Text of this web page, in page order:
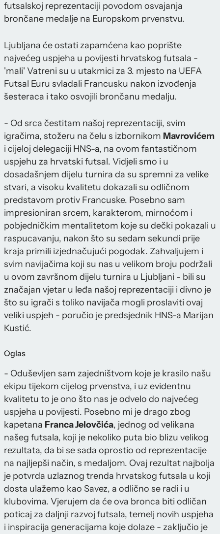
futsalskoj reprezentaciji povodom osvajanja
brončane medalje na Europskom prvenstvu.
Ljubljana će ostati zapamćena kao poprište
najvećeg uspjeha u povijesti hrvatskog futsala -
'mali' Vatreni su u utakmici za 3. mjesto na UEFA
Futsal Euru svladali Francusku nakon izvođenja
šesteraca i tako osvojili brončanu medalju.
- Od srca čestitam našoj reprezentaciji, svim
igračima, stožeru na čelu s izbornikom Mavrovićem
i cijeloj delegaciji HNS-a, na ovom fantastičnom
uspjehu za hrvatski futsal. Vidjeli smo i u
dosadašnjem dijelu turnira da su spremni za velike
stvari, a visoku kvalitetu dokazali su odličnom
predstavom protiv Francuske. Posebno sam
impresioniran srcem, karakterom, mirnoćom i
pobjedničkim mentalitetom koje su dečki pokazali u
raspucavanju, nakon što su sedam sekundi prije
kraja primili izjednačujući pogodak. Zahvaljujem i
svim navijačima koji su nas u velikom broju podržali
u ovom završnom dijelu turnira u Ljubljani - bili su
značajan vjetar u leđa našoj reprezentaciji i divno je
što su igrači s toliko navijača mogli proslaviti ovaj
veliki uspjeh - poručio je predsjednik HNS-a Marijan
Kustić.
Oglas
- Oduševljen sam zajedništvom koje je krasilo našu
ekipu tijekom cijelog prvenstva, i uz evidentnu
kvalitetu to je ono što nas je odvelo do najvećeg
uspjeha u povijesti. Posebno mi je drago zbog
kapetana Franca Jelovčića, jednog od velikana
našeg futsala, koji je nekoliko puta bio blizu velikog
rezultata, da bi se sada oprostio od reprezentacije
na najljepši način, s medaljom. Ovaj rezultat najbolja
je potvrda uzlaznog trenda hrvatskog futsala u koji
dosta ulažemo kao Savez, a odlično se radi i u
klubovima. Vjerujem da će ova bronca biti odličan
poticaj za daljnji razvoj futsala, temelj novih uspjeha
i inspiracija generacijama koje dolaze - zaključio je